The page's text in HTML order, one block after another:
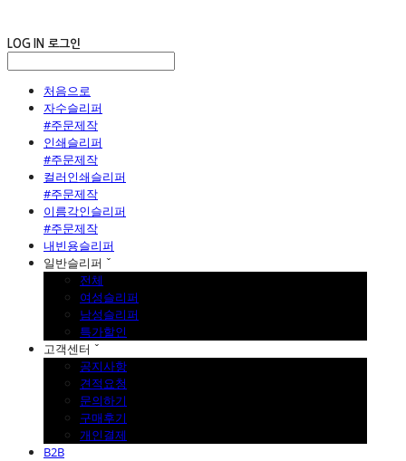
LOG IN 로그인
처음으로
자수슬리퍼
#주문제작
인쇄슬리퍼
#주문제작
컬러인쇄슬리퍼
#주문제작
이름각인슬리퍼
#주문제작
내빈용슬리퍼
일반슬리퍼 ˇ
전체
여성슬리퍼
남성슬리퍼
특가할인
고객센터 ˇ
공지사항
견적요청
문의하기
구매후기
개인결제
B2B